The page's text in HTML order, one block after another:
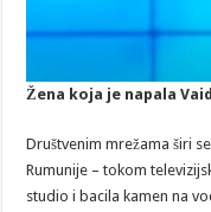
Žena koja je napala
Društvenim mrežama širi
Rumunije – tokom
studio i bacila kamen na